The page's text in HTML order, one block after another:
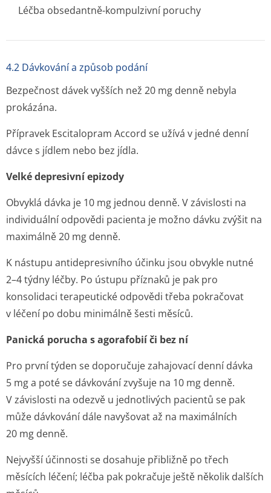
Léčba obsedantně-kompulzivní poruchy
4.2 Dávkování a způsob podání
Bezpečnost dávek vyšších než 20 mg denně nebyla
prokázána.
Přípravek Escitalopram Accord se užívá v jedné denní
dávce s jídlem nebo bez jídla.
Velké depresivní epizody
Obvyklá dávka je 10 mg jednou denně. V závislosti na
individuální odpovědi pacienta je možno dávku zvýšit na
maximálně 20 mg denně.
K nástupu antidepresivního účinku jsou obvykle nutné
2–4 týdny léčby. Po ústupu příznaků je pak pro
konsolidaci terapeutické odpovědi třeba pokračovat
v léčení po dobu minimálně šesti měsíců.
Panická porucha s agorafobií či bez ní
Pro první týden se doporučuje zahajovací denní dávka
5 mg a poté se dávkování zvyšuje na 10 mg denně.
V závislosti na odezvě u jednotlivých pacientů se pak
může dávkování dále navyšovat až na maximálních
20 mg denně.
Nejvyšší účinnosti se dosahuje přibližně po třech
měsících léčení; léčba pak pokračuje ještě několik dalších